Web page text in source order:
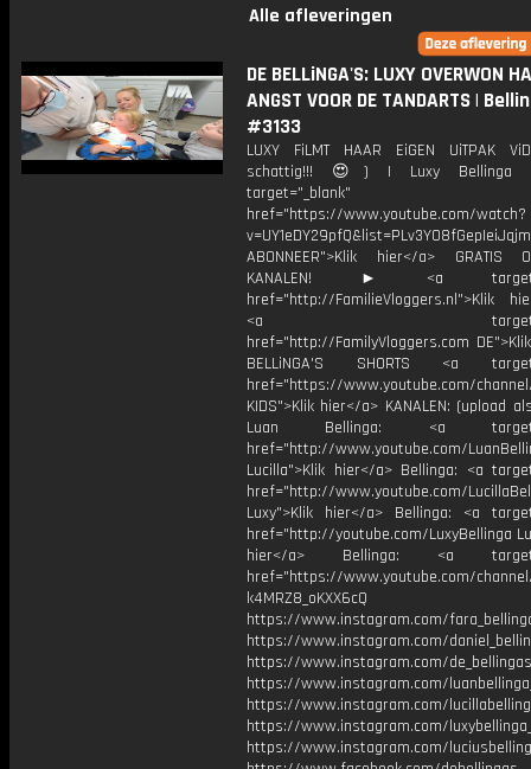
Alle afleveringen
DE BELLiNGA'S: LUXY OVERWON
ANGST VOOR DE TANDARTS |
#3133
LUXY FiLMT HAAR EiGEN UiTPAK
schattig!!! 😍) | Luxy Bellinga
target="_blank"
href="https://www.youtube.com/watch?
ABONNEER">Klik hier</a> GRATIS
KANALEN! ► <a
href="http://FamilieVloggers.nl">Klik
<a
href="http://FamilyVloggers.com
BELLiNGA'S SHORTS <a
href="https://www.youtube.com/channel/
KIDS">Klik hier</a> KANALEN: (upload
Luan Bellinga: <a
href="http://www.youtube.com/
Lucilla">Klik hier</a> Bellinga: <a
href="http://www.youtube.com/
Luxy">Klik hier</a> Bellinga: <a
href="http://youtube.com/LuxyBellinga
hier</a> Bellinga: <a
href="https://www.youtube.com/
k4MRZ8_oKXX6cQ
https://www.instagram.com/
https://www.instagram.com/
https://www.instagram.com/
https://www.instagram.com/
https://www.instagram.com/
https://www.instagram.com/
https://www.instagram.com/